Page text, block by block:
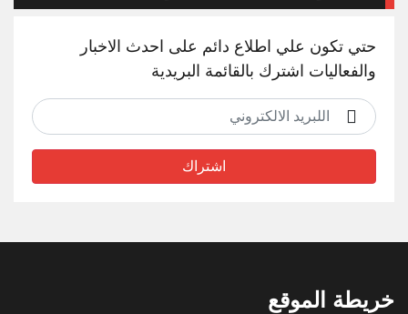
حتي تكون علي اطلاع دائم على احدث الاخبار
والفعاليات اشترك بالقائمة البريدية
اشتراك
خريطة الموقع